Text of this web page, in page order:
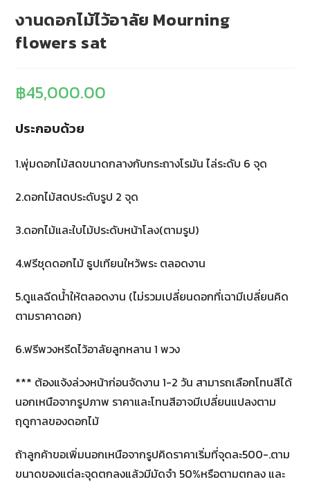
งานดอกไม้ไว้อาลัย Mourning
flowers sat
฿45,000.00
ประกอบด้วย
1.พุ่มดอกไม้สดขนาดกลางกับกระถางโรมัน ไล่ระดับ 6 จุด
2.ดอกไม้สดประดับรูป 2 จุด
3.ดอกไม้และใบไม้ประดับหน้าโลง(ตามรูป)
4.ฟรีชุดดอกไม้ ธูปเทียนใหว้พระ ตลอดงาน
5.ดูแลฉีดน้ำให้ตลอดงาน (ไม่รวมเปลี่ยนดอกที่เฉามีเปลี่ยนคิด
ตามราคาดอก)
6.ฟรีพวงหรีดไว้อาลัยลูกหลาน 1 พวง
*** ต้องแจ้งล่วงหน้าก่อนจัดงาน 1-2 วัน สามารถเลือกโทนสีได้
นอกเหนือจากรูปภาพ ราคาและโทนสีอาจมีเปลี่ยนแปลงตาม
ฤดูกาลของดอกไม้
ถ้าลูกค้าขอเพิ่มนอกเหนือจากรูปคิดราคาเริ่มที่จุดละ500-.ตาม
ขนาดของแต่ละจุดตกลงแล้วมีมัดจำ 50%หรือตามตกลง และ